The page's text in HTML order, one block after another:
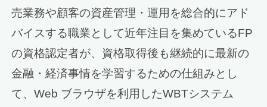
売業務や顧客の資産管理・運用を総合的にアド
バイスする職業として近年注目を集めているFP
の資格認定者が、資格取得後も継続的に最新の
金融・経済事情を学習するための仕組みとし
て、Web ブラウザを利用したWBTシステム